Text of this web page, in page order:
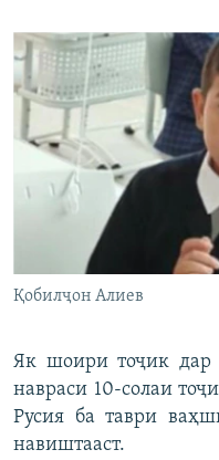
Қобилҷон Алиев
Як шоири тоҷик
навраси 10-солаи
Русия ба таври
навиштааст.